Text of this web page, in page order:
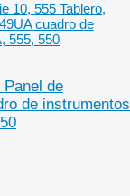
10, 555 Tablero,
cuadro de
555, 550
Panel de
de instrumentos